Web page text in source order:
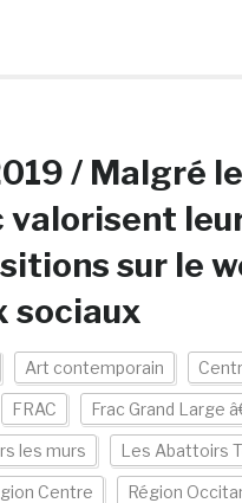
/ Malgré
valorisent
sur le
sociaux
Art contemporain
FRAC Frac Grand Large
les murs Les Abattoirs
Centre Région